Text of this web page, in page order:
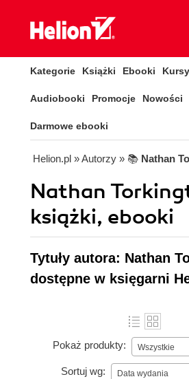
Kategorie Książki Ebooki
Audiobooki Promocje Nowości
Darmowe ebooki
Helion.pl » Autorzy » 📚 Nathan
Nathan
książki, ebooki
Tytuły autora: Nathan
dostępne w księgarni
Pokaż produkty: Wszystkie
Sortuj wg: Data wydania